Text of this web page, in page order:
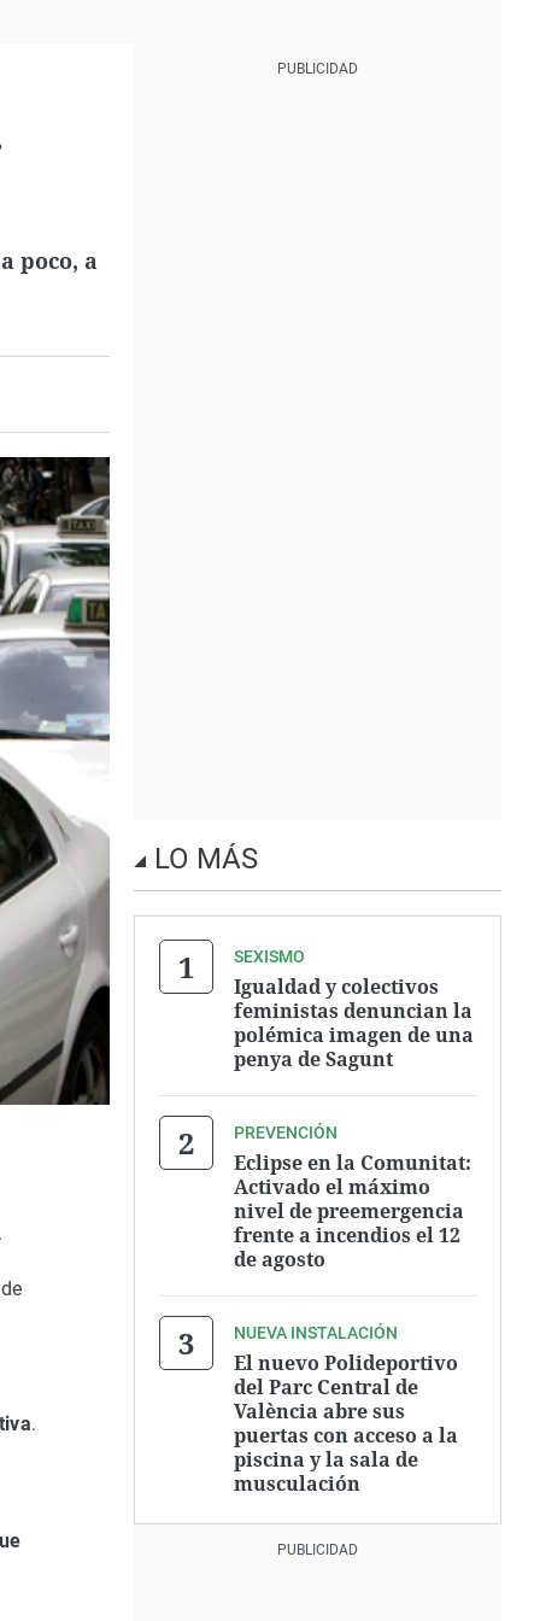
poco, a
.
LO MÁS
SEXISMO
Igualdad y colectivos
feministas denuncian la
polémica imagen de una
penya de Sagunt
PREVENCIÓN
Eclipse en la Comunitat:
Activado el máximo
nivel de preemergencia
frente a incendios el 12
de agosto
NUEVA INSTALACIÓN
El nuevo Polideportivo
del Parc Central de
València abre sus
puertas con acceso a la
piscina y la sala de
musculación